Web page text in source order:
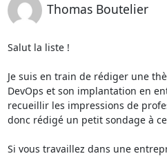
Thomas Boutelier
Salut la liste !
Je suis en train de rédiger une
DevOps et son implantation en
recueillir les impressions de
donc rédigé un petit sondage à
Si vous travaillez dans une